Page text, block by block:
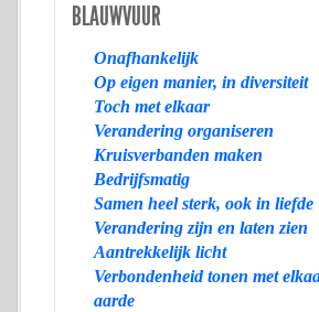
BLAUWVUUR
Onafhankelijk
Op eigen manier, in diversiteit
Toch met elkaar
Verandering organiseren
Kruisverbanden maken
Bedrijfsmatig
Samen heel sterk, ook in liefde
Verandering zijn en laten zien
Aantrekkelijk licht
Verbondenheid tonen met
aarde